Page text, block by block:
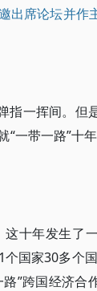
出席论坛并作
指一挥间。但
一带一路”十
十年发生了
国家30多个
”跨国经济合